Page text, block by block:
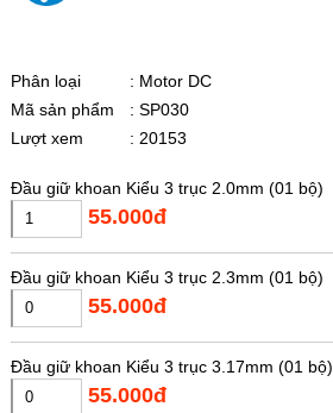
Phân loại
: Motor DC
Mã sản phẩm
: SP030
Lượt xem
: 20153
Đầu giữ khoan Kiểu 3 trục 2.0mm (01 bộ)
55.000đ
Đầu giữ khoan Kiểu 3 trục 2.3mm (01 bộ)
55.000đ
Đầu giữ khoan Kiểu 3 trục 3.17mm (01 bộ)
55.000đ